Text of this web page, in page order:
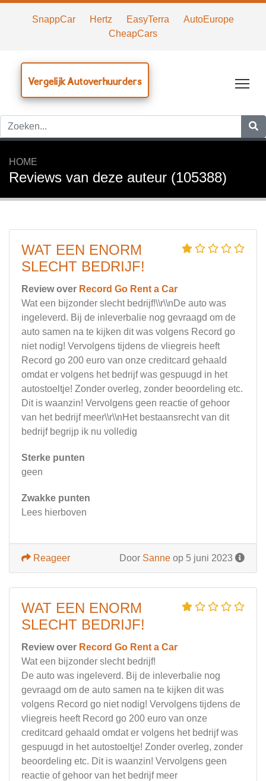
SnappCar Hertz EasyTerra
AutoEurope
CheapCars
Vergelijk Autoverhuurders
HOME
Reviews van deze auteur (105388)
WAT EEN ENORM
SLECHT BEDRIJF!
Review over Record Go Rent a Car
Wat een bijzonder slecht bedrijf!\\r\\nDe auto was
ingeleverd. Bij de inleverbalie nog gevraagd om de
auto samen na te kijken dit was volgens Record go
niet nodig! Vervolgens tijdens de vliegreis heeft
Record go 200 euro van onze creditcard gehaald
omdat er volgens het bedrijf was gespuugd in het
autostoeltje! Zonder overleg, zonder beoordeling etc.
Dit is waanzin! Vervolgens geen reactie of gehoor
van het bedrijf meer\\r\\nHet bestaansrecht van dit
bedrijf begrijp ik nu volledig
Sterke punten
geen
Zwakke punten
Lees hierboven
Door Sanne op 5 juni 2023
Reageer
WAT EEN ENORM
SLECHT BEDRIJF!
Review over Record Go Rent a Car
Wat een bijzonder slecht bedrijf!
De auto was ingeleverd. Bij de inleverbalie nog
gevraagd om de auto samen na te kijken dit was
volgens Record go niet nodig! Vervolgens tijdens de
vliegreis heeft Record go 200 euro van onze
creditcard gehaald omdat er volgens het bedrijf was
gespuugd in het autostoeltje! Zonder overleg, zonder
beoordeling etc. Dit is waanzin! Vervolgens geen
reactie of gehoor van het bedrijf meer